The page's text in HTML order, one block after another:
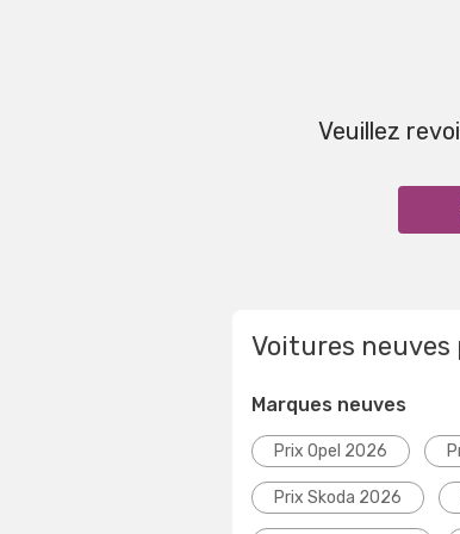
Veuillez
Voitures neuves
Marques neuves
Prix Opel 2026
Prix Skoda 2026